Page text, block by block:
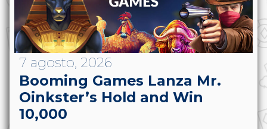
7 agosto, 2026
Booming Games Lanza Mr.
Oinkster’s Hold and Win
10,000